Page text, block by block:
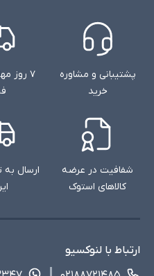
پشتیبانی و مشاوره
خرید
۷ روز
شفافیت در عرضه
کالاهای استوک
ارسال به
ارتباط با لنوکسیو